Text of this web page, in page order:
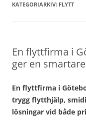
KATEGORIARKIV: FLYTT
En flyttfirma i
ger en
En flyttfirma i
trygg flytthjälp,
lösningar vid både